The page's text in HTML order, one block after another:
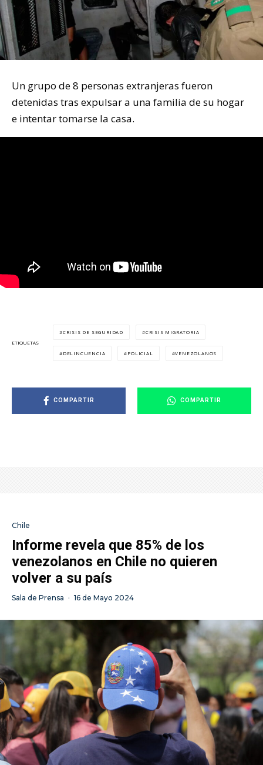
Un grupo de 8 personas extranjeras fueron
detenidas tras expulsar a una familia de su hogar
e intentar tomarse la casa.
ETIQUETAS
CRISIS DE SEGURIDAD CRISIS MIGRATORIA
DELINCUENCIA POLICIAL VENEZOLANOS
COMPARTIR COMPARTIR
Chile
Informe revela que 85% de los
venezolanos en Chile no quieren
volver a su país
Sala de Prensa · 16 de Mayo 2024